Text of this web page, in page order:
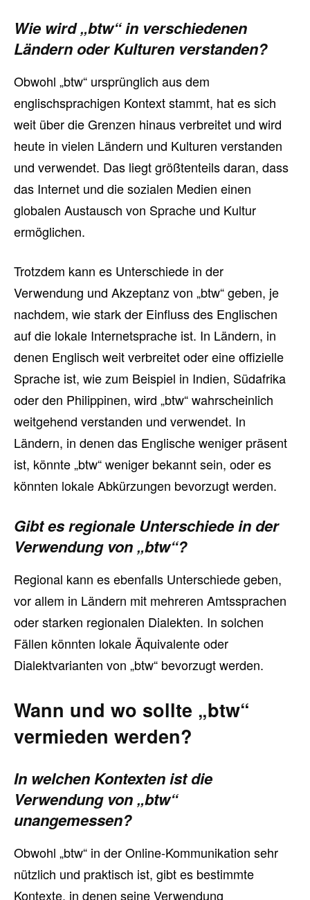
Wie wird „btw“ in verschiedenen
Ländern oder Kulturen verstanden?
Obwohl „btw“ ursprünglich aus dem
englischsprachigen Kontext stammt, hat es sich
weit über die Grenzen hinaus verbreitet und wird
heute in vielen Ländern und Kulturen verstanden
und verwendet. Das liegt größtenteils daran, dass
das Internet und die sozialen Medien einen
globalen Austausch von Sprache und Kultur
ermöglichen.
Trotzdem kann es Unterschiede in der
Verwendung und Akzeptanz von „btw“ geben, je
nachdem, wie stark der Einfluss des Englischen
auf die lokale Internetsprache ist. In Ländern, in
denen Englisch weit verbreitet oder eine offizielle
Sprache ist, wie zum Beispiel in Indien, Südafrika
oder den Philippinen, wird „btw“ wahrscheinlich
weitgehend verstanden und verwendet. In
Ländern, in denen das Englische weniger präsent
ist, könnte „btw“ weniger bekannt sein, oder es
könnten lokale Abkürzungen bevorzugt werden.
Gibt es regionale Unterschiede in der
Verwendung von „btw“?
Regional kann es ebenfalls Unterschiede geben,
vor allem in Ländern mit mehreren Amtssprachen
oder starken regionalen Dialekten. In solchen
Fällen könnten lokale Äquivalente oder
Dialektvarianten von „btw“ bevorzugt werden.
Wann und wo sollte „btw“
vermieden werden?
In welchen Kontexten ist die
Verwendung von „btw“
unangemessen?
Obwohl „btw“ in der Online-Kommunikation sehr
nützlich und praktisch ist, gibt es bestimmte
Kontexte, in denen seine Verwendung